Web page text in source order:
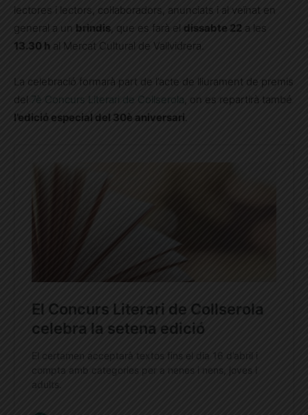
lectores i lectors, col·laboradors, anunciats i al veïnat en
general a un brindis, que es farà el dissabte 22 a les
13.30 h al Mercat Cultural de Vallvidrera.
La celebració formarà part de l’acte de lliurament de premis
del 7è Concurs Literari de Collserola , on es repartirà també
l’edició especial del 30è aniversari.